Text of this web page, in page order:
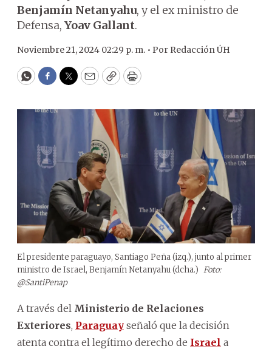
Benjamín Netanyahu, y el ex ministro de
Defensa, Yoav Gallant.
Noviembre 21, 2024 02:29 p. m. • Por Redacción ÚH
WhatsApp
Facebook
Twitter
EmailCopyPrint
El presidente paraguayo, Santiago Peña (izq.), junto al primer
ministro de Israel, Benjamín Netanyahu (dcha.) Foto:
@SantiPenap
A través del Ministerio de Relaciones
Exteriores, Paraguay señaló que la decisión
atenta contra el legítimo derecho de Israel a